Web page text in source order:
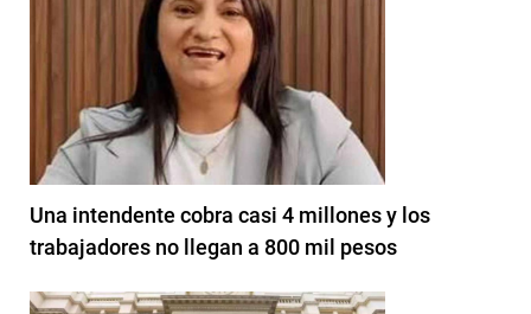
Una intendente cobra casi 4 millones y los
trabajadores no llegan a 800 mil pesos